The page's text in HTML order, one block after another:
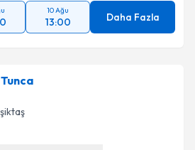
10 Ağu
13:00 Daha Fazla